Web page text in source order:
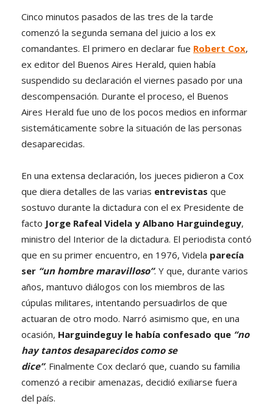
Cinco minutos pasados de las tres de la tarde
comenzó la segunda semana del juicio a los ex
comandantes. El primero en declarar fue Robert Cox,
ex editor del Buenos Aires Herald, quien había
suspendido su declaración el viernes pasado por una
descompensación. Durante el proceso, el Buenos
Aires Herald fue uno de los pocos medios en informar
sistemáticamente sobre la situación de las personas
desaparecidas.
En una extensa declaración, los jueces pidieron a Cox
que diera detalles de las varias entrevistas que
sostuvo durante la dictadura con el ex Presidente de
facto Jorge Rafeal Videla y Albano Harguindeguy,
ministro del Interior de la dictadura. El periodista contó
que en su primer encuentro, en 1976, Videla parecía
ser “un hombre maravilloso”. Y que, durante varios
años, mantuvo diálogos con los miembros de las
cúpulas militares, intentando persuadirlos de que
actuaran de otro modo. Narró asimismo que, en una
ocasión, Harguindeguy le había confesado que “no
hay tantos desaparecidos como se
dice”. Finalmente Cox declaró que, cuando su familia
comenzó a recibir amenazas, decidió exiliarse fuera
del país.